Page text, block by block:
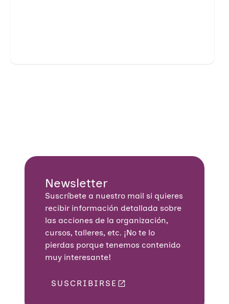
Newsletter
Suscríbete a nuestro mail si quieres
recibir información detallada sobre
las acciones de la organización,
cursos, talleres, etc. ¡No te lo
pierdas porque tenemos contenido
muy interesante!
SUSCRIBIRSE